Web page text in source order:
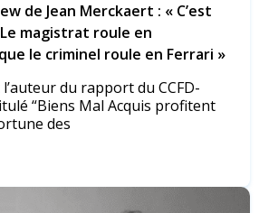
de Jean Merckaert : « C’est
magistrat roule en
le criminel roule en Ferrari »
du rapport du CCFD-
“Biens Mal Acquis profitent
des